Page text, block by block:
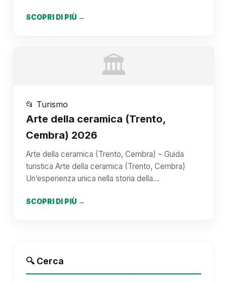
SCOPRI DI PIÙ →
🏛️
📂 Turismo
Arte della ceramica (Trento,
Cembra) 2026
Arte della ceramica (Trento, Cembra) – Guida
turistica Arte della ceramica (Trento, Cembra)
Un’esperienza unica nella storia della…
SCOPRI DI PIÙ →
🔍 Cerca